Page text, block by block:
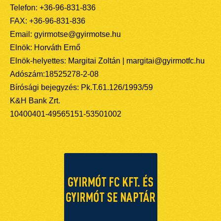
Telefon: +36-96-831-836
FAX: +36-96-831-836
Email: gyirmotse@gyirmotse.hu
Elnök: Horváth Ernő
Elnök-helyettes: Margitai Zoltán | margitai@gyirmotfc.hu
Adószám:18525278-2-08
Bírósági bejegyzés: Pk.T.61.126/1993/59
K&H Bank Zrt.
10400401-49565151-53501002